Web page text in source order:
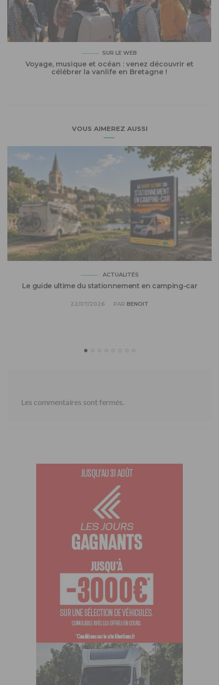
SUR LE WEB
Voyage, musique et océan : venez découvrir et
célébrer la vanlife en Bretagne !
VOUS AIMEREZ AUSSI
ACTUALITÉS
Le guide ultime du stationnement en camping-car
22/07/2026 PAR BENOIT
Les commentaires sont fermés.